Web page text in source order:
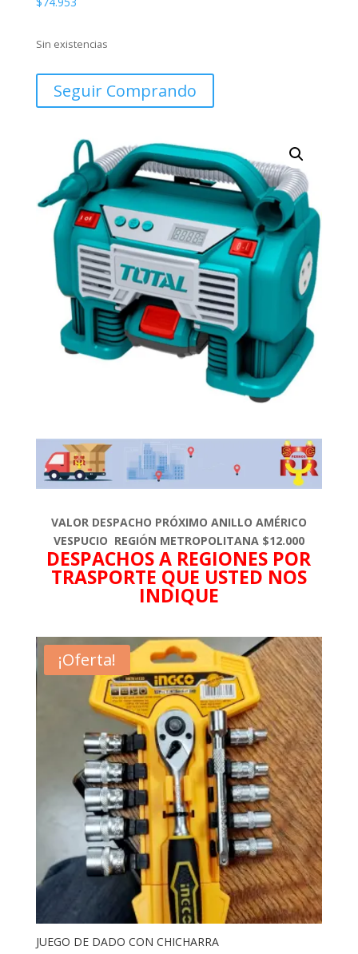
Sin existencias
Seguir Comprando
VALOR DESPACHO PRÓXIMO ANILLO AMÉRICO
VESPUCIO REGIÓN METROPOLITANA $12.000
DESPACHOS A REGIONES POR
TRASPORTE QUE USTED NOS
INDIQUE
¡Oferta!
JUEGO DE DADO CON CHICHARRA